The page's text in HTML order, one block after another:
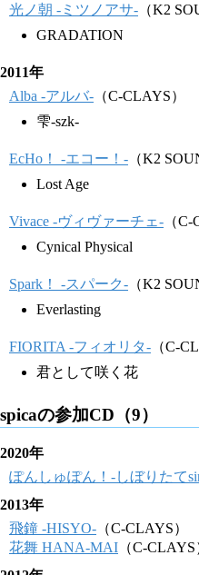
光ノ朝 -ミツノアサ- （K2
GRADATION
2011年
Alba -アルバ- （C-CLAYS）
雫-szk-
EcHo！ -エコー！- （K2
Lost Age
Vivace -ヴィヴァーチェ- （C-
Cynical Physical
Spark！ -スパーク- （K2
Everlasting
FIORITA -フィオリタ- （C-
君として咲く花
spicaの参加CD（9）
2020年
ぽんしゅぽん！-しぼりたて
2013年
飛鐘 -HISYO- （C-CLAYS）
花舞 HANA-MAI （C-CLAYS